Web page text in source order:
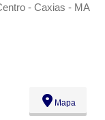
- Caxias - MA
Mapa